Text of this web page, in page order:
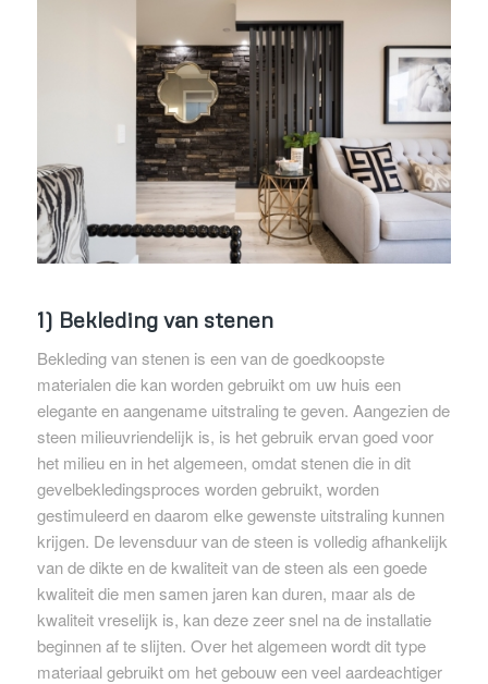
1) Bekleding van stenen
Bekleding van stenen is een van de goedkoopste
materialen die kan worden gebruikt om uw huis een
elegante en aangename uitstraling te geven. Aangezien de
steen milieuvriendelijk is, is het gebruik ervan goed voor
het milieu en in het algemeen, omdat stenen die in dit
gevelbekledingsproces worden gebruikt, worden
gestimuleerd en daarom elke gewenste uitstraling kunnen
krijgen. De levensduur van de steen is volledig afhankelijk
van de dikte en de kwaliteit van de steen als een goede
kwaliteit die men samen jaren kan duren, maar als de
kwaliteit vreselijk is, kan deze zeer snel na de installatie
beginnen af ​​te slijten. Over het algemeen wordt dit type
materiaal gebruikt om het gebouw een veel aardeachtiger